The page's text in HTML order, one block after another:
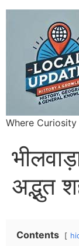
Where
अद्भुत
Contents